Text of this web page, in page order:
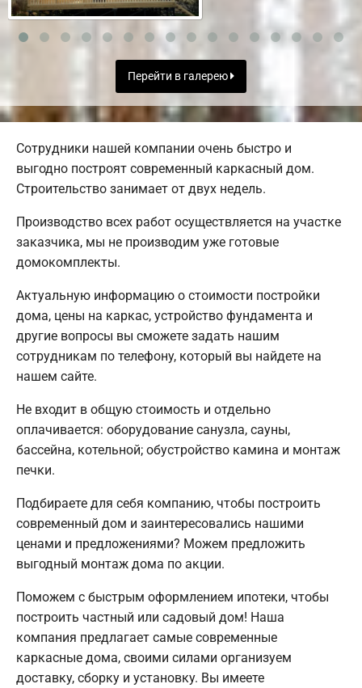
Перейти в галерею
Сотрудники нашей компании очень быстро и
выгодно построят современный каркасный дом.
Строительство занимает от двух недель.
Производство всех работ осуществляется на участке
заказчика, мы не производим уже готовые
домокомплекты.
Актуальную информацию о стоимости постройки
дома, цены на каркас, устройство фундамента и
другие вопросы вы сможете задать нашим
сотрудникам по телефону, который вы найдете на
нашем сайте.
Не входит в общую стоимость и отдельно
оплачивается: оборудование санузла, сауны,
бассейна, котельной; обустройство камина и монтаж
печки.
Подбираете для себя компанию, чтобы построить
современный дом и заинтересовались нашими
ценами и предложениями? Можем предложить
выгодный монтаж дома по акции.
Поможем с быстрым оформлением ипотеки, чтобы
построить частный или садовый дом! Наша
компания предлагает самые современные
каркасные дома, своими силами организуем
доставку, сборку и установку. Вы имеете